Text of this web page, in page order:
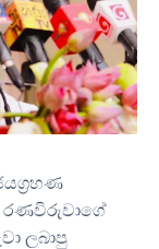
රණවිරුවාගේ
ලබාපු